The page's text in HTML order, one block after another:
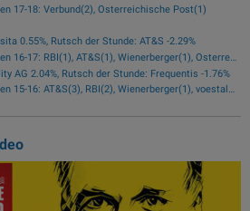
17-18: Verbund(2), Österreichische Post(1)
0.55%, Rutsch der Stunde: AT&S -2.29%
wikifolio-Trades Austro-Aktien 16-17: RBI(1), AT&S(1), Wienerberger(1), Österreichische Post(1)
AG 2.04%, Rutsch der Stunde: Frequentis -1.76%
wikifolio-Trades Austro-Aktien 15-16: AT&S(3), RBI(2), Wienerberger(1), voestalpine(1), Kontron(1), Bawag(1)